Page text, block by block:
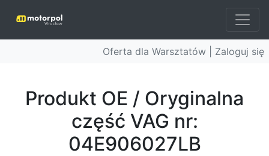
Oferta dla Warsztatów | Zaloguj się
Produkt OE / Oryginalna
część VAG nr:
04E906027LB